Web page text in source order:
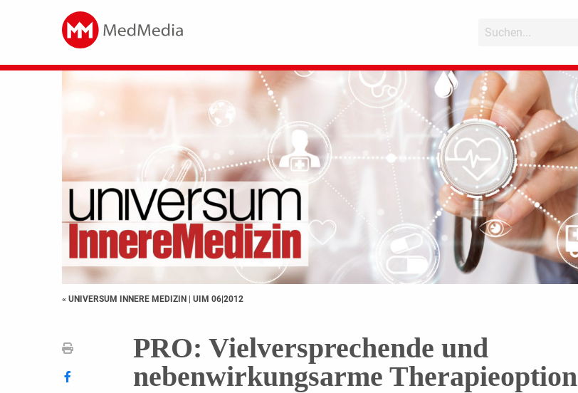
« UNIVERSUM INNERE MEDIZIN | UIM 06|2012
PRO: Vielversprechende und
nebenwirkungsarme Therapieoption